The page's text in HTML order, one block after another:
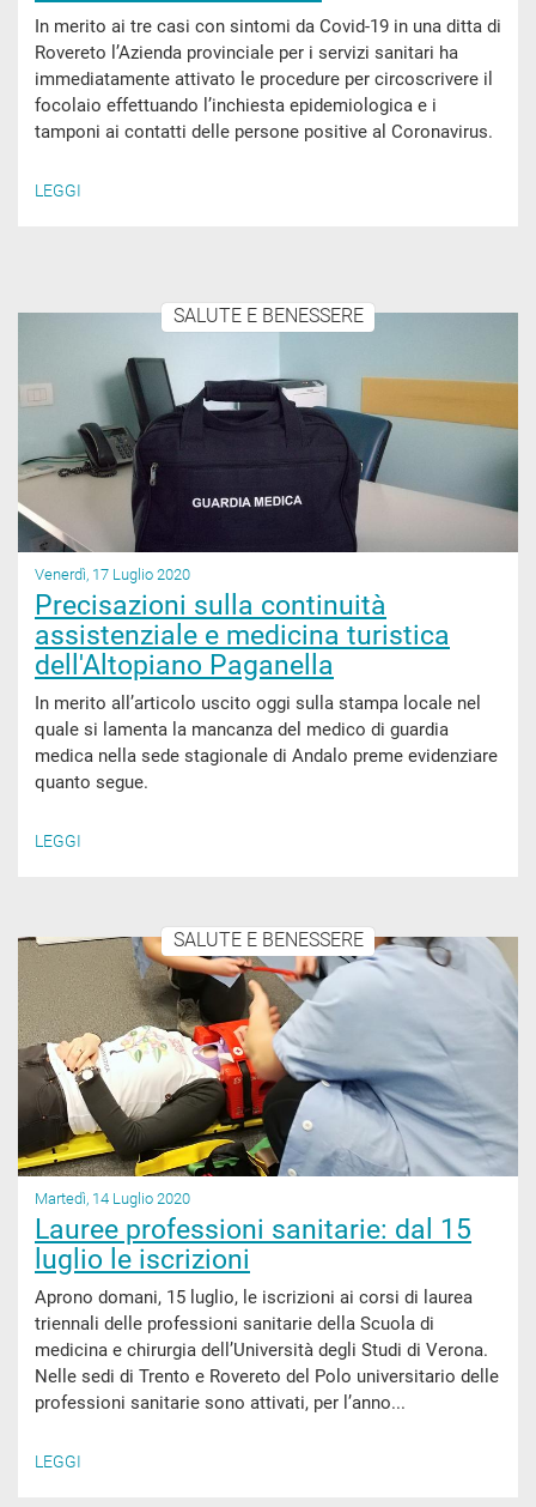
In merito ai tre casi con sintomi da Covid-19 in una ditta di
Rovereto l’Azienda provinciale per i servizi sanitari ha
immediatamente attivato le procedure per circoscrivere il
focolaio effettuando l’inchiesta epidemiologica e i
tamponi ai contatti delle persone positive al Coronavirus.
LEGGI
SALUTE E BENESSERE
Venerdì, 17 Luglio 2020
Precisazioni sulla continuità
assistenziale e medicina turistica
dell'Altopiano Paganella
In merito all’articolo uscito oggi sulla stampa locale nel
quale si lamenta la mancanza del medico di guardia
medica nella sede stagionale di Andalo preme evidenziare
quanto segue.
LEGGI
SALUTE E BENESSERE
Martedì, 14 Luglio 2020
Lauree professioni sanitarie: dal 15
luglio le iscrizioni
Aprono domani, 15 luglio, le iscrizioni ai corsi di laurea
triennali delle professioni sanitarie della Scuola di
medicina e chirurgia dell’Università degli Studi di Verona.
Nelle sedi di Trento e Rovereto del Polo universitario delle
professioni sanitarie sono attivati, per l’anno...
LEGGI